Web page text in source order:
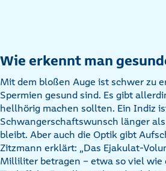
Wie erkennt man
Mit dem bloßen Auge ist schwer zu
Spermien gesund sind. Es gibt
hellhörig machen sollten. Ein Indiz
Schwangerschaftswunsch länger
bleibt. Aber auch die Optik gibt
Zitzmann erklärt: „Das Ejakulat-
Milliliter betragen – etwa so viel wie